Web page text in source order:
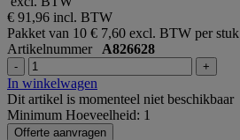
€ 91,96 incl. BTW
Pakket van 10 € 7,60 excl. BTW per stuk
Artikelnummer A826628
- +
In winkelwagen
Dit artikel is momenteel niet beschikbaar
Minimum Hoeveelheid: 1
Offerte aanvragen